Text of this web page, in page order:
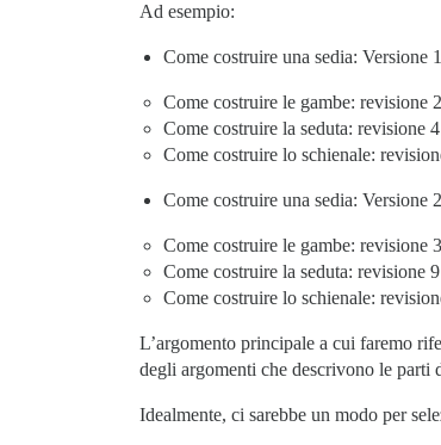
Ad esempio:
Come costruire una sedia: Versione 1
Come costruire le gambe: revisione 2
Come costruire la seduta: revisione 4
Come costruire lo schienale:
Come costruire una sedia: Versione 2
Come costruire le gambe: revisione 3
Come costruire la seduta: revisione 9
Come costruire lo schienale:
L’argomento principale a cui faremo
degli argomenti che descrivono le parti
Idealmente, ci sarebbe un modo per